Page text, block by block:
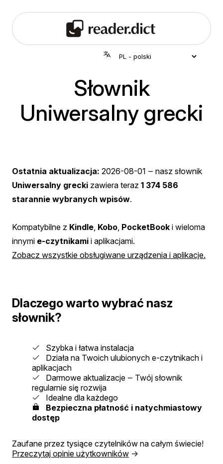
Słownik
Uniwersalny grecki
Ostatnia aktualizacja: 2026-08-01 ‒ nasz słownik
Uniwersalny grecki zawiera teraz 1 374 586
starannie wybranych wpisów.
Kompatybilne z Kindle Kobo PocketBook i wieloma
innymi e-czytnikami i aplikacjami.
Zobacz wszystkie obsługiwane urządzenia i aplikacje.
Dlaczego warto wybrać nasz
słownik?
Szybka i łatwa instalacja
Działa na Twoich ulubionych e-czytnikach i
aplikacjach
Darmowe aktualizacje ‒ Twój słownik
regularnie się rozwija
Idealne dla każdego
Bezpieczna płatność i natychmiastowy
dostęp
Zaufane przez tysiące czytelników na całym świecie!
Przeczytaj opinie użytkowników →